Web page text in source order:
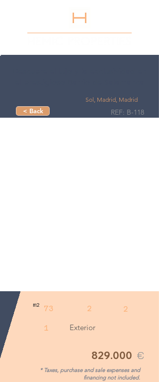
Sol, Madrid, Madrid
REF: B-118
< Back
Exterior
m2 73 2 2
1
829.000 €
* Taxes, purchase and sale expenses and
financing not included.